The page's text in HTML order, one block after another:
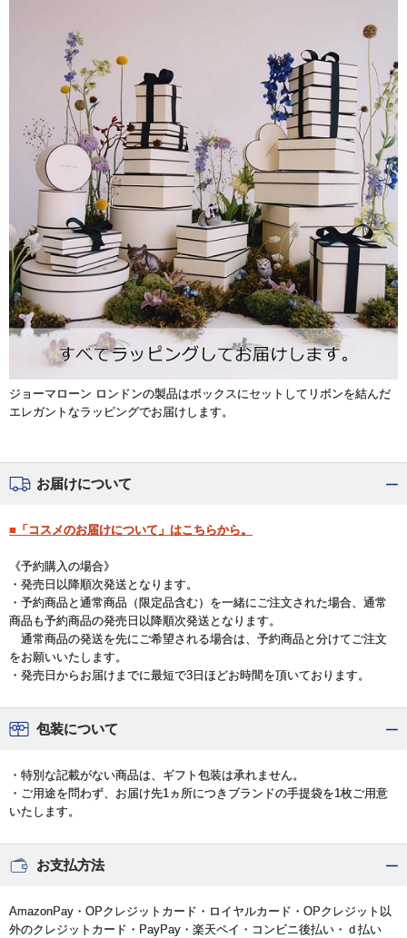
ジョーマローン ロンドンの製品はボックスにセットしてリボンを結んだ
エレガントなラッピングでお届けします。
お届けについて
■「コスメのお届けについて」はこちらから。
《予約購入の場合》
・発売日以降順次発送となります。
・予約商品と通常商品（限定品含む）を一緒にご注文された場合、通常
商品も予約商品の発売日以降順次発送となります。
通常商品の発送を先にご希望される場合は、予約商品と分けてご注文
をお願いいたします。
・発売日からお届けまでに最短で3日ほどお時間を頂いております。
包装について
・特別な記載がない商品は、ギフト包装は承れません。
・ご用途を問わず、お届け先1ヵ所につきブランドの手提袋を1枚ご用意
いたします。
お支払方法
AmazonPay・OPクレジットカード・ロイヤルカード・OPクレジット以
外のクレジットカード・PayPay・楽天ペイ・コンビニ後払い・ｄ払い